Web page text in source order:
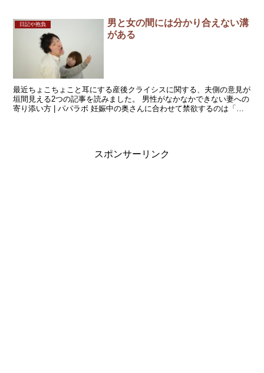
日記や抱負
男と女の間には分かり合えない溝
がある
最近ちょこちょこと耳にする産後クライシスに関する、夫側の意見が
垣間見える2つの記事を読みました。 男性がなかなかできない妻への
寄り添い方 | パパラボ 妊娠中の奥さんに合わせて禁欲するのは「不
スポンサーリンク